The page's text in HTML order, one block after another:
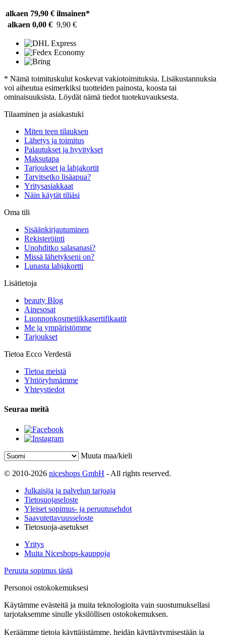
alkaen 79,90 € ilmainen*
alkaen 0,00 € 9,90 €
* Nämä toimituskulut koskevat vakiotoimituksia. Lisäkustannuksia
voi aiheutua esimerkiksi tuotteiden painosta, koosta tai
ominaisuuksista. Löydät nämä tiedot tuotekuvauksesta.
Tilaaminen ja asiakastuki
Miten teen tilauksen
Lähetys ja toimitus
Palautukset ja hyvitykset
Maksutapa
Tarjoukset ja lahjakortit
Tarvitsetko lisäapua?
Yritysasiakkaat
Näin käytät tiliäsi
Oma tili
Sisäänkirjautuminen
Rekisteröinti
Unohditko salasanasi?
Missä lähetykseni on?
Lunasta lahjakortti
Lisätietoja
beauty Blog
Ainesosat
Luonnonkosmetiikkasertifikaatit
Me ja ympäristömme
Tarjoukset
Tietoa Ecco Verdestä
Tietoa meistä
Yhtiöryhmämme
Yhteystiedot
Seuraa meitä
Muuta maa/kieli
© 2010-2026 niceshops GmbH - All rights reserved.
Julkaisija ja palvelun tarjoaja
Tietosuojaseloste
Yleiset sopimus- ja peruutusehdot
Saavutettavuusseloste
Tietosuoja-asetukset
Yritys
Muita Niceshops-kauppoja
Peruuta sopimus tästä
Personoi ostokokemuksesi
Käytämme evästeitä ja muita teknologioita vain suostumuksellasi
tarjotaksemme sinulle yksilöllisen ostokokemuksen.
Keräämme tietoja käyttäjistämme, heidän käyttäytymisestään ja